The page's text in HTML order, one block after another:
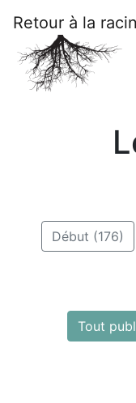
Retour à la
Début (176)
Tout